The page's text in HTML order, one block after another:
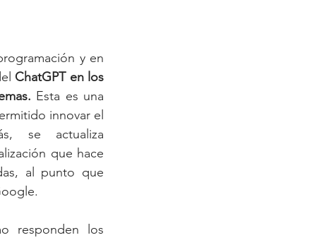
y en
ChatGPT en los
Esta es una
innovar el
se actualiza
que hace
al punto que
responden los